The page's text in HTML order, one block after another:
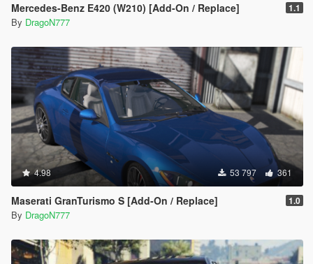
Mercedes-Benz E420 (W210) [Add-On / Replace] 1.1
By DragoN777
4.98 53 797 361
Maserati GranTurismo S [Add-On / Replace] 1.0
By DragoN777